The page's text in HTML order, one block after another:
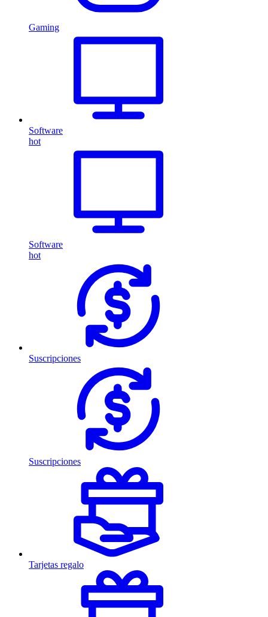
Gaming
Software
hot
Software
hot
Suscripciones
Suscripciones
Tarjetas regalo